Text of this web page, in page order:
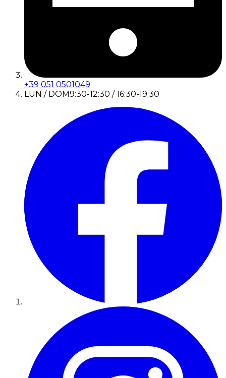
+39 051 0501049
LUN / DOM9:30-12:30 / 16:30-19:30